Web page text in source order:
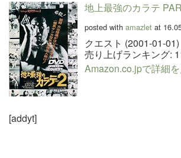
地上最強のカラテ
posted with amazlet at
クエスト (2001-01-01)
売り上げランキング:
Amazon.co.jpで詳細
[addyt]